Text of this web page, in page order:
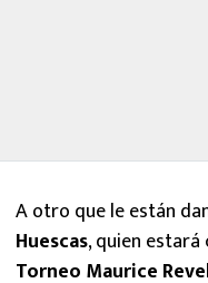
A otro que le están
Huescas, quien estará
Torneo Maurice